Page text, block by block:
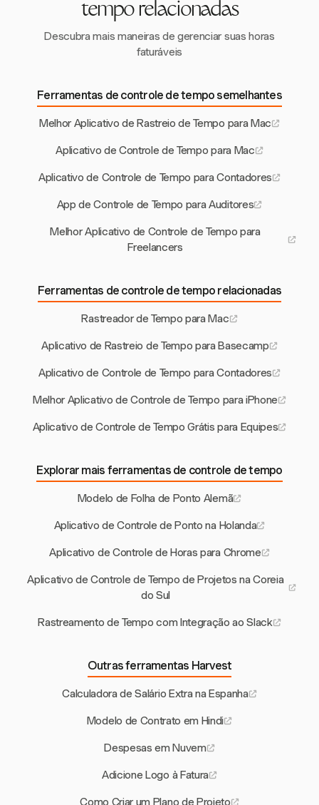
tempo relacionadas
Descubra mais maneiras de gerenciar suas horas
faturáveis
Ferramentas de controle de tempo semelhantes
Melhor Aplicativo de Rastreio de Tempo para Mac
Aplicativo de Controle de Tempo para Mac
Aplicativo de Controle de Tempo para Contadores
App de Controle de Tempo para Auditores
Melhor Aplicativo de Controle de Tempo para
Freelancers
Ferramentas de controle de tempo relacionadas
Rastreador de Tempo para Mac
Aplicativo de Rastreio de Tempo para Basecamp
Aplicativo de Controle de Tempo para Contadores
Melhor Aplicativo de Controle de Tempo para iPhone
Aplicativo de Controle de Tempo Grátis para Equipes
Explorar mais ferramentas de controle de tempo
Modelo de Folha de Ponto Alemã
Aplicativo de Controle de Ponto na Holanda
Aplicativo de Controle de Horas para Chrome
Aplicativo de Controle de Tempo de Projetos na Coreia
do Sul
Rastreamento de Tempo com Integração ao Slack
Outras ferramentas Harvest
Calculadora de Salário Extra na Espanha
Modelo de Contrato em Hindi
Despesas em Nuvem
Adicione Logo à Fatura
Como Criar um Plano de Projeto